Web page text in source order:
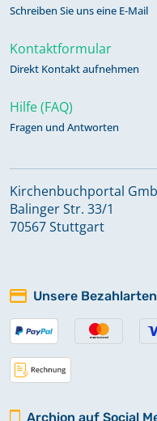
Schreiben Sie uns eine E-Mail
Kontaktformular
Direkt Kontakt aufnehmen
Hilfe (FAQ)
Fragen und Antworten
Kirchenbuchportal
Balinger Str. 33/1
70567 Stuttgart
Unsere Bezahlarten
Archion auf Social